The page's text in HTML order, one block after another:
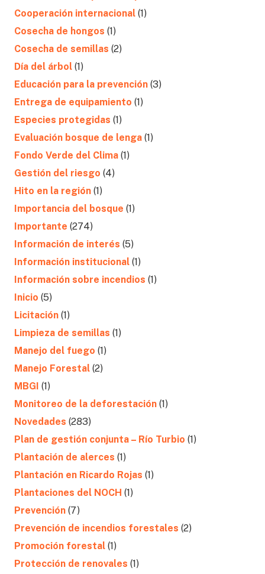
Cooperación internacional (1)
Cosecha de hongos (1)
Cosecha de semillas (2)
Día del árbol (1)
Educación para la prevención (3)
Entrega de equipamiento (1)
Especies protegidas (1)
Evaluación bosque de lenga (1)
Fondo Verde del Clima (1)
Gestión del riesgo (4)
Hito en la región (1)
Importancia del bosque (1)
Importante (274)
Información de interés (5)
Información institucional (1)
Información sobre incendios (1)
Inicio (5)
Licitación (1)
Limpieza de semillas (1)
Manejo del fuego (1)
Manejo Forestal (2)
MBGI (1)
Monitoreo de la deforestación (1)
Novedades (283)
Plan de gestión conjunta – Río Turbio (1)
Plantación de alerces (1)
Plantación en Ricardo Rojas (1)
Plantaciones del NOCH (1)
Prevención (7)
Prevención de incendios forestales (2)
Promoción forestal (1)
Protección de renovales (1)